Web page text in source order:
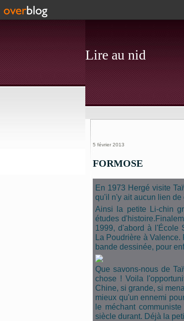
Lire au nid
5 février 2013
FORMOSE
En 1973 Hergé visite
qu'il n'y ait aucun lien de
Ainsi la petite Li-chin
études d'histoire.
1999, d'abord à l'École
La Poudrière à
bande dessinée, pour
Que savons-nous de
chose ! Voila
Chine, si grande, si
mieux qu'un ennemi
le méchant
siècle durant. Déjà la